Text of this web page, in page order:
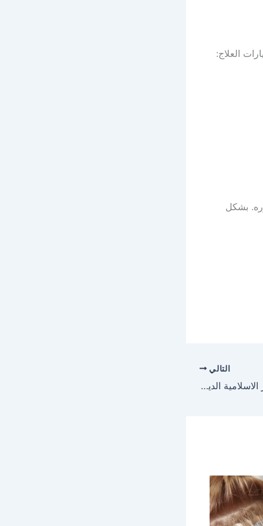
العلاج:
بشكل
التالي
صور دينيه : اجمل الصور الاسلامية الدينية